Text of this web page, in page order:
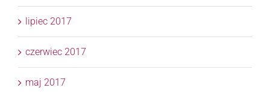
lipiec 2017
czerwiec 2017
maj 2017